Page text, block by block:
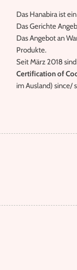
Das Hanabira ist
Das Gerichte
Das Angebot an
Produkte.
Seit März 2018
Certification of
im Ausland) since/